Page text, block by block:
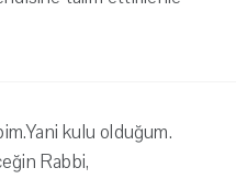
kulu olduğum.
Rabbi,